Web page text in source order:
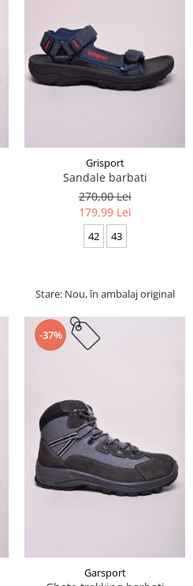
Grisport
Sandale barbati
270,00 Lei
179,99 Lei
42 43
Stare: Nou, în ambalaj original
-37%
Garsport